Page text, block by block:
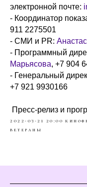
электронной почте:
- Координатор
911 2275501
- СМИ и PR:
- Программный
Марьясова, +7 904
- Генеральный
+7 921 9930166
Пресс-релиз и
2022-03-21 20:00
ветераны